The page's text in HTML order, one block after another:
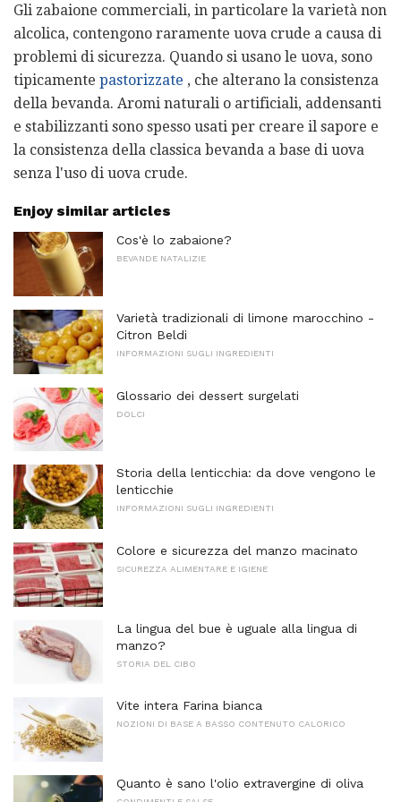
Gli zabaione commerciali, in particolare la varietà non
alcolica, contengono raramente uova crude a causa di
problemi di sicurezza. Quando si usano le uova, sono
tipicamente pastorizzate , che alterano la consistenza
della bevanda. Aromi naturali o artificiali, addensanti
e stabilizzanti sono spesso usati per creare il sapore e
la consistenza della classica bevanda a base di uova
senza l'uso di uova crude.
Enjoy similar articles
Cos'è lo zabaione?
BEVANDE NATALIZIE
Varietà tradizionali di limone marocchino -
Citron Beldi
INFORMAZIONI SUGLI INGREDIENTI
Glossario dei dessert surgelati
DOLCI
Storia della lenticchia: da dove vengono le
lenticchie
INFORMAZIONI SUGLI INGREDIENTI
Colore e sicurezza del manzo macinato
SICUREZZA ALIMENTARE E IGIENE
La lingua del bue è uguale alla lingua di
manzo?
STORIA DEL CIBO
Vite intera Farina bianca
NOZIONI DI BASE A BASSO CONTENUTO CALORICO
Quanto è sano l'olio extravergine di oliva